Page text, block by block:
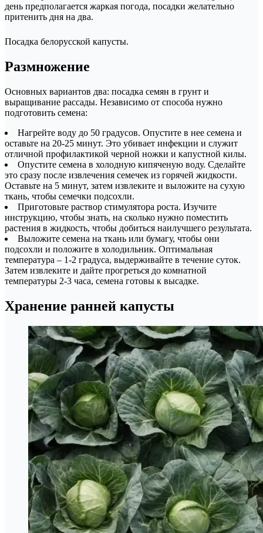
день предполагается жаркая погода, посадки желательно
притенить дня на два.
Посадка белорусской капусты.
Размножение
Основных вариантов два: посадка семян в грунт и
выращивание рассады. Независимо от способа нужно
подготовить семена:
Нагрейте воду до 50 градусов. Опустите в нее семена и
оставьте на 20-25 минут. Это убивает инфекции и служит
отличной профилактикой черной ножки и капустной килы.
Опустите семена в холодную кипяченую воду. Сделайте
это сразу после извлечения семечек из горячей жидкости.
Оставьте на 5 минут, затем извлеките и выложите на сухую
ткань, чтобы семечки подсохли.
Приготовьте раствор стимулятора роста. Изучите
инструкцию, чтобы знать, на сколько нужно поместить
растения в жидкость, чтобы добиться наилучшего результата.
Выложите семена на ткань или бумагу, чтобы они
подсохли и положите в холодильник. Оптимальная
температура – 1-2 градуса, выдерживайте в течение суток.
Затем извлеките и дайте прогреться до комнатной
температуры 2-3 часа, семена готовы к высадке.
Хранение ранней капусты